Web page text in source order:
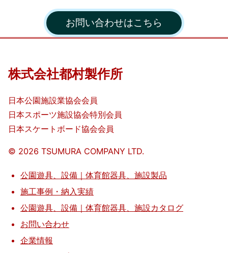
作
お問い合わせはこちら
株式会社都村製作所
日本公園施設業協会会員
日本スポーツ施設協会特別会員
日本スケートボード協会会員
©️ 2026 TSUMURA COMPANY LTD.
公園遊具、設備｜体育館器具、施設製品
施工事例・納入実績
公園遊具、設備｜体育館器具、施設カタログ
お問い合わせ
企業情報